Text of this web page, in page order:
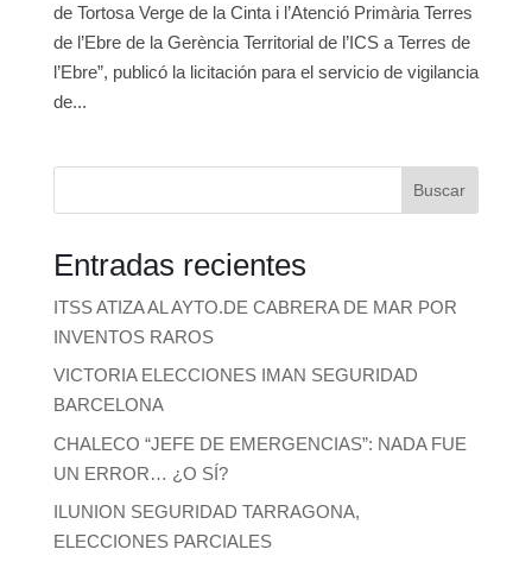
de Tortosa Verge de la Cinta i l’Atenció Primària Terres
de l’Ebre de la Gerència Territorial de l’ICS a Terres de
l’Ebre”, publicó la licitación para el servicio de vigilancia
de...
Buscar
Entradas recientes
ITSS ATIZA AL AYTO.DE CABRERA DE MAR POR
INVENTOS RAROS
VICTORIA ELECCIONES IMAN SEGURIDAD
BARCELONA
CHALECO “JEFE DE EMERGENCIAS”: NADA FUE
UN ERROR… ¿O SÍ?
ILUNION SEGURIDAD TARRAGONA,
ELECCIONES PARCIALES